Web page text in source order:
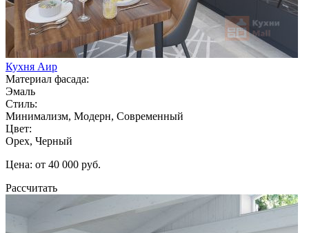
Кухня Аир
Материал фасада:
Эмаль
Стиль:
Минимализм, Модерн, Современный
Цвет:
Орех, Черный
Цена: от 40 000 руб.
Рассчитать